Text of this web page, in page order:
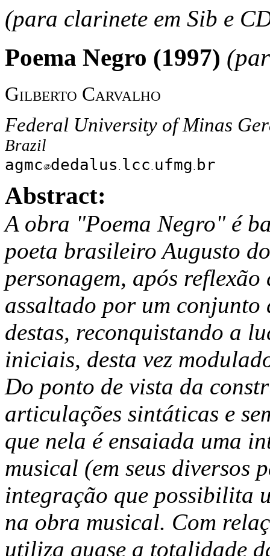
(para clarinete em Sib e
Poema Negro (1997)
Gilberto Carvalho
Federal University of Minas
Brazil
agmc dedalus lcc ufmg br
Abstract:
A obra "Poema Negro" é
poeta brasileiro Augusto
personagem, após
assaltado por um conjunto
destas, reconquistando a
iniciais, desta vez
Do ponto de vista da
articulações sintáticas e
que nela é ensaiada uma
musical (em seus diversos
integração que possibilita
na obra musical. Com
utiliza quase a totalidade